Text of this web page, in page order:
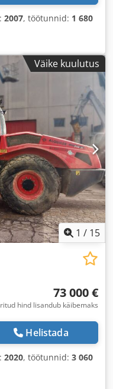
2007, töötunnid: 1 680
Väike kuulutus
1 / 15
73 000 €
hind lisandub käibemaks
Helistada
2020, töötunnid: 3 060